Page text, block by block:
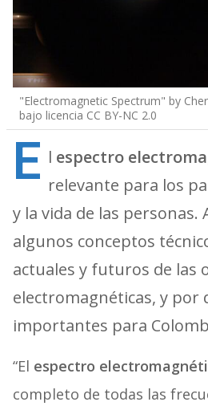
"Electromagnetic Spectrum" by
bajo licencia CC BY-NC 2.0
E l espectro
relevante para los
y la vida de las personas.
algunos conceptos
actuales y futuros de las
electromagnéticas, y por
importantes para
“El espectro
completo de todas las